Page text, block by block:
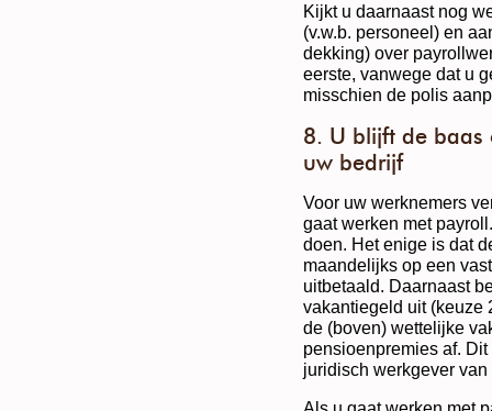
Kijkt u daarnaast nog
(v.w.b. personeel) en
dekking) over
eerste, vanwege dat u
misschien de polis
8. U blijft de baas
uw bedrijf
Voor uw werknemers
gaat werken met
doen. Het enige is dat
maandelijks op een
uitbetaald. Daarnaast
vakantiegeld uit (keuze
de (boven) wettelijke
pensioenpremies af.
juridisch werkgever